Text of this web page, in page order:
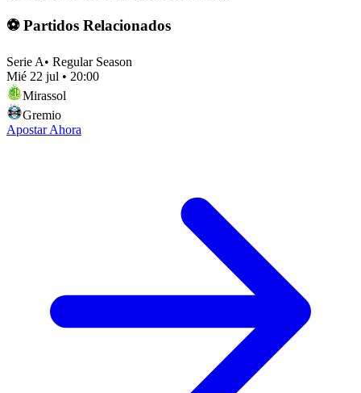
⚽ Partidos Relacionados
Serie A• Regular Season
Mié 22 jul • 20:00
Mirassol
Gremio
Apostar Ahora